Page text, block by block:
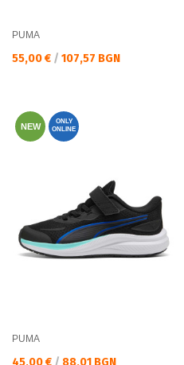
PUMA
Текуща цена:
55,00 € / 107,57 BGN
NEW
ONLY
ONLINE
PUMA
Текуща цена:
45,00 € / 88,01 BGN